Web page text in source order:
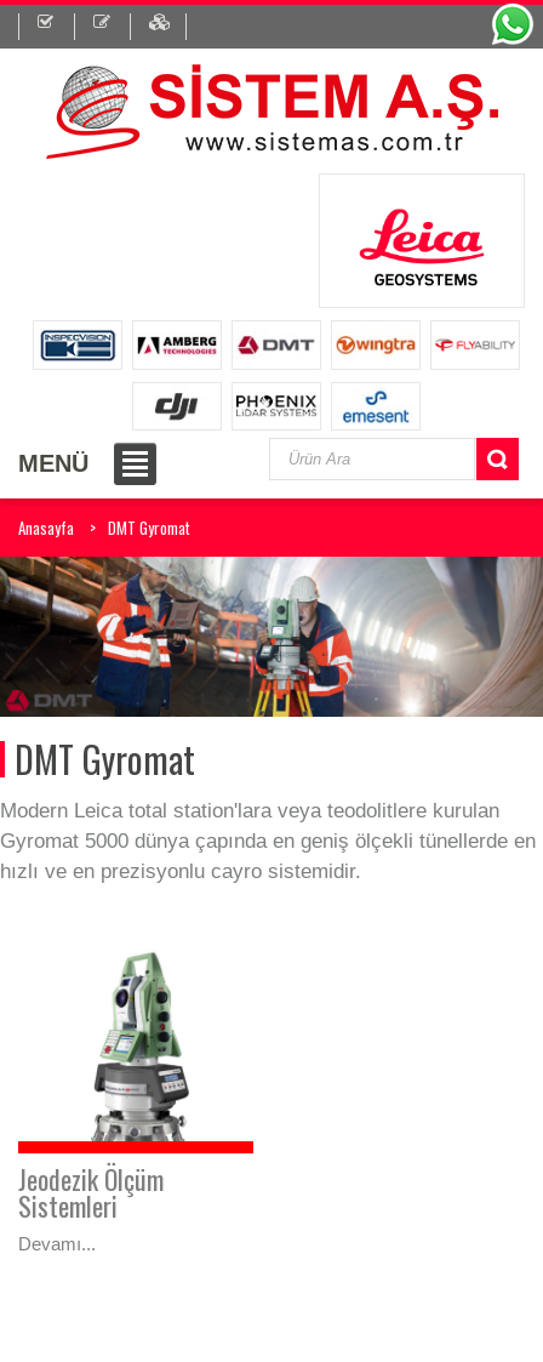
MENÜ
Anasayfa DMT Gyromat
DMT Gyromat
Modern Leica total station'lara veya teodolitlere kurulan
Gyromat 5000 dünya çapında en geniş ölçekli tünellerde en
hızlı ve en prezisyonlu cayro sistemidir.
Jeodezik Ölçüm
Sistemleri
Devamı...